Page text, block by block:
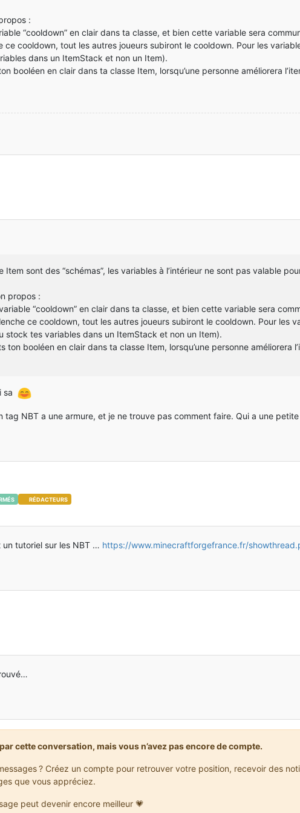
:
“cooldown” en clair dans ta classe, et bien cette variable sera
cooldown, tout les autres joueurs subiront le cooldown. Pour les
dans un ItemStack et non un Item).
booléen en clair dans ta classe Item, lorsqu’une personne améliorera
sont des “schémas”, les variables à l’intérieur ne sont pas valable
propos :
“cooldown” en clair dans ta classe, et bien cette variable sera
ce cooldown, tout les autres joueurs subiront le cooldown. Pour les
stock tes variables dans un ItemStack et non un Item).
ton booléen en clair dans ta classe Item, lorsqu’une personne améliorera
sa
tag NBT a une armure, et je ne trouve pas comment faire. Qui a une
RÉDACTEURS
tutoriel sur les NBT … https://www.minecraftforgefrance.fr/
cette conversation, mais vous n’avez pas encore de compte.
? Créez un compte pour retrouver votre position, recevoir des
que vous appréciez.
peut devenir encore meilleur 💗